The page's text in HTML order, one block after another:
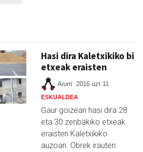
Hasi dira Kaletxikiko bi
etxeak eraisten
Aiurri 2016 uzt 11
ESKUALDEA
Gaur goizean hasi dira 28
eta 30 zenbakiko etxeak
eraisten Kaletxikiko
auzoan. Obrek irauten